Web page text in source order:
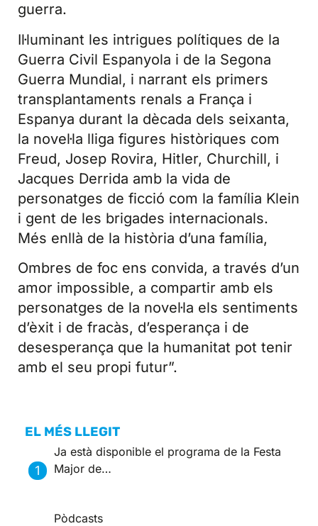
guerra.
Il·luminant les intrigues polítiques de la
Guerra Civil Espanyola i de la Segona
Guerra Mundial, i narrant els primers
transplantaments renals a França i
Espanya durant la dècada dels seixanta,
la novel·la lliga figures històriques com
Freud, Josep Rovira, Hitler, Churchill, i
Jacques Derrida amb la vida de
personatges de ficció com la família Klein
i gent de les brigades internacionals.
Més enllà de la història d’una família,
Ombres de foc ens convida, a través d’un
amor impossible, a compartir amb els
personatges de la novel·la els sentiments
d’èxit i de fracàs, d’esperança i de
desesperança que la humanitat pot tenir
amb el seu propi futur”.
EL MÉS LLEGIT
Ja està disponible el programa de la Festa
Major de…
Pòdcasts